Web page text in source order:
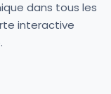
dans tous les
interactive